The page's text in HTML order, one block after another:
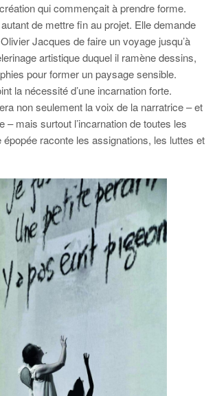
qui commençait à prendre forme.
de mettre fin au projet. Elle demande
Jacques de faire un voyage jusqu’à
artistique duquel il ramène dessins,
pour former un paysage sensible.
la nécessité d’une incarnation forte.
non seulement la voix de la narratrice – et
– mais surtout l’incarnation de toutes les
raconte les assignations, les luttes et